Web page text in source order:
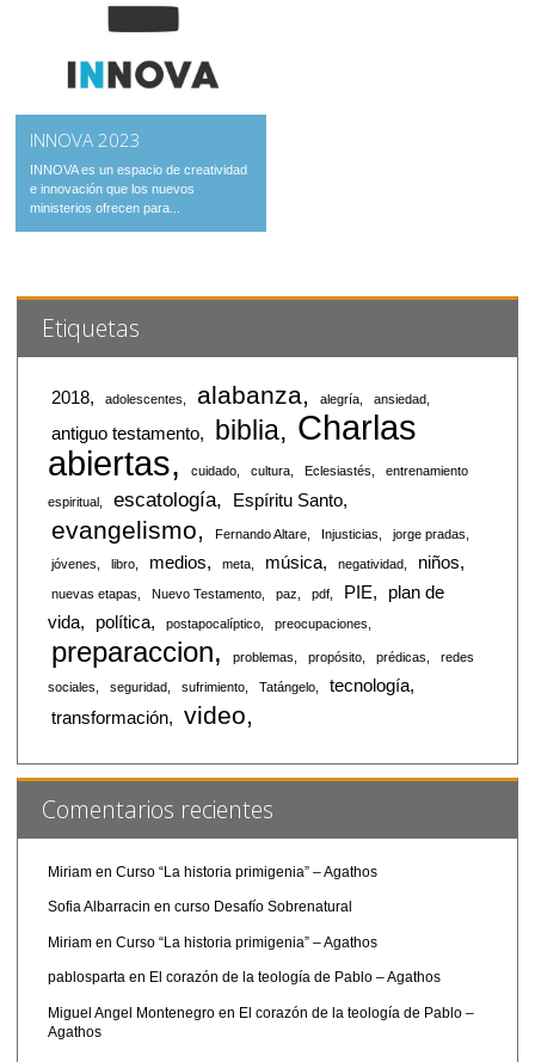
INNOVA 2023
INNOVA es un espacio de creatividad
e innovación que los nuevos
ministerios ofrecen para...
Etiquetas
2018 adolescentes alabanza alegría ansiedad
antiguo testamento biblia
Charlas
abiertas
cuidado cultura Eclesiastés entrenamiento
espiritual escatología Espíritu Santo
evangelismo Fernando Altare Injusticias jorge pradas
jóvenes libro medios meta música negatividad niños
nuevas etapas Nuevo Testamento paz pdf PIE
plan de
vida
política postapocalíptico preocupaciones
preparaccion problemas propósito prédicas redes
sociales seguridad sufrimiento Tatángelo
tecnología
transformación
video
Comentarios recientes
Miriamen Curso “La historia primigenia” – Agathos
Sofia Albarracin en curso Desafío Sobrenatural
Miriamen Curso “La historia primigenia” – Agathos
pablospartaen El corazón de la teología de Pablo – Agathos
Miguel Angel Montenegroen El corazón de la teología de Pablo –
Agathos